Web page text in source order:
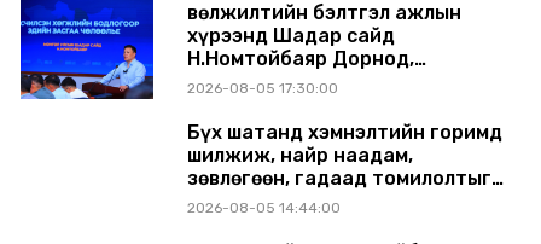
Өвөлжилтийн бэлтгэл ажлын
хүрээнд Шадар сайд
Н.Номтойбаяр Дорнод,
Сүхбаатар аймагт ажиллав
2026-08-05 17:30:00
Бүх шатанд хэмнэлтийн горимд
шилжиж, найр наадам,
зөвлөгөөн, гадаад томилолтыг
хориглолоо
2026-08-05 14:44:00